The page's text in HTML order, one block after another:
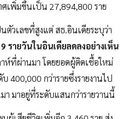
เพิ่มขึ้นเป็น 27,894,800 ราย
ตัวเลขที่สูงแต่ สธ.อินเดียระบุว่า
รายวันในอินเดียลดลงอย่างเห็น
ห์ที่ผ่านมา โดยยอดผู้ติดเชื้อใหม่
400,000 กว่ารายซึ่งรายงานไป
มาอยู่ที่ระดับแสนกว่ารายวานนี้